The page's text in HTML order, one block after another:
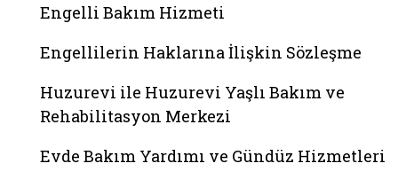
Engelli Bakım Hizmeti
Engellilerin Haklarına İlişkin Sözleşme
Huzurevi ile Huzurevi Yaşlı Bakım ve
Rehabilitasyon Merkezi
Evde Bakım Yardımı ve Gündüz Hizmetleri